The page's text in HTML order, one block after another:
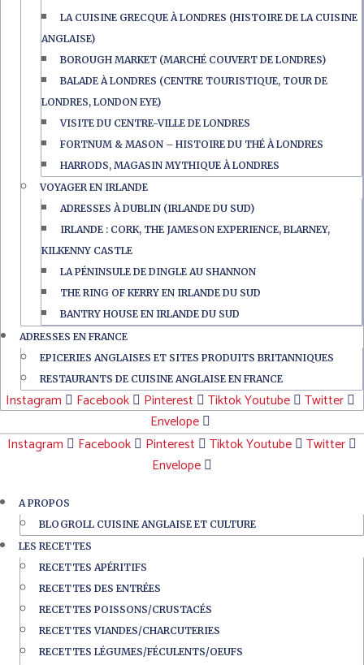
LA CUISINE GRECQUE À LONDRES (HISTOIRE DE LA CUISINE
ANGLAISE)
BOROUGH MARKET (MARCHÉ COUVERT DE LONDRES)
BALADE À LONDRES (CENTRE TOURISTIQUE, TOUR DE
LONDRES, LONDON EYE)
VISITE DU CENTRE-VILLE DE LONDRES
FORTNUM & MASON – HISTOIRE DU THÉ À LONDRES
HARRODS, MAGASIN MYTHIQUE À LONDRES
VOYAGER EN IRLANDE
ADRESSES À DUBLIN (IRLANDE DU SUD)
IRLANDE : CORK, THE JAMESON EXPERIENCE, BLARNEY,
KILKENNY CASTLE
LA PÉNINSULE DE DINGLE AU SHANNON
THE RING OF KERRY EN IRLANDE DU SUD
BANTRY HOUSE EN IRLANDE DU SUD
ADRESSES EN FRANCE
EPICERIES ANGLAISES ET SITES PRODUITS BRITANNIQUES
RESTAURANTS DE CUISINE ANGLAISE EN FRANCE
Instagram Facebook Pinterest TiktokYoutube
Twitter
Envelope
Instagram
Facebook Pinterest TiktokYoutube
Twitter
Envelope
A PROPOS
BLOGROLL CUISINE ANGLAISE ET CULTURE
LES RECETTES
RECETTES APÉRITIFS
RECETTES DES ENTRÉES
RECETTES POISSONS/CRUSTACÉS
RECETTES VIANDES/CHARCUTERIES
RECETTES LÉGUMES/FÉCULENTS/OEUFS